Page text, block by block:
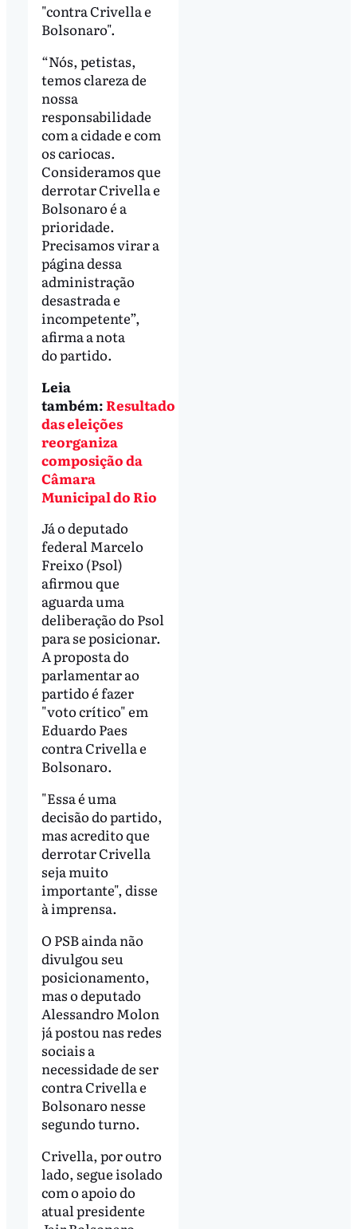
"contra Crivella e
Bolsonaro".
“Nós, petistas,
temos clareza de
nossa
responsabilidade
com a cidade e com
os cariocas.
Consideramos que
derrotar Crivella e
Bolsonaro é a
prioridade.
Precisamos virar a
página dessa
administração
desastrada e
incompetente”,
afirma a nota
do partido.
Leia
também:Resultado
das eleições
reorganiza
composição da
Câmara
Municipal do Rio
Já o deputado
federal Marcelo
Freixo (Psol)
afirmou que
aguarda uma
deliberação do Psol
para se posicionar.
A proposta do
parlamentar ao
partido é fazer
"voto crítico" em
Eduardo Paes
contra Crivella e
Bolsonaro.
"Essa é uma
decisão do partido,
mas acredito que
derrotar Crivella
seja muito
importante", disse
à imprensa.
O PSB ainda não
divulgou seu
posicionamento,
mas o deputado
Alessandro Molon
já postou nas redes
sociais a
necessidade de ser
contra Crivella e
Bolsonaro nesse
segundo turno.
Crivella, por outro
lado, segue isolado
com o apoio do
atual presidente